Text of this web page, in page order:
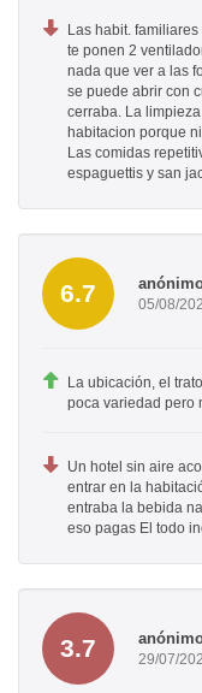
Las habit.
te ponen 2
nada que ver a las
se puede abrir con
cerraba. La
habitacion porque
Las comidas
espaguettis y san
6.7 05/08/
La ubicación, el
poca variedad pero
Un hotel sin aire
entrar en la
entraba la bebida
eso pagas El todo
3.7 29/07/